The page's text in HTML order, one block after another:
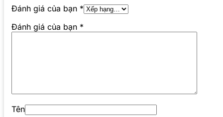
Đánh giá của bạn *
Đánh giá của bạn *
Tên